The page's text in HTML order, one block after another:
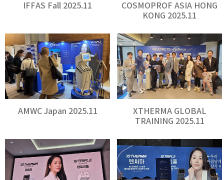
IFFAS Fall 2025.11
COSMOPROF ASIA HONG
KONG 2025.11
AMWC Japan 2025.11
XTHERMA GLOBAL
TRAINING 2025.11